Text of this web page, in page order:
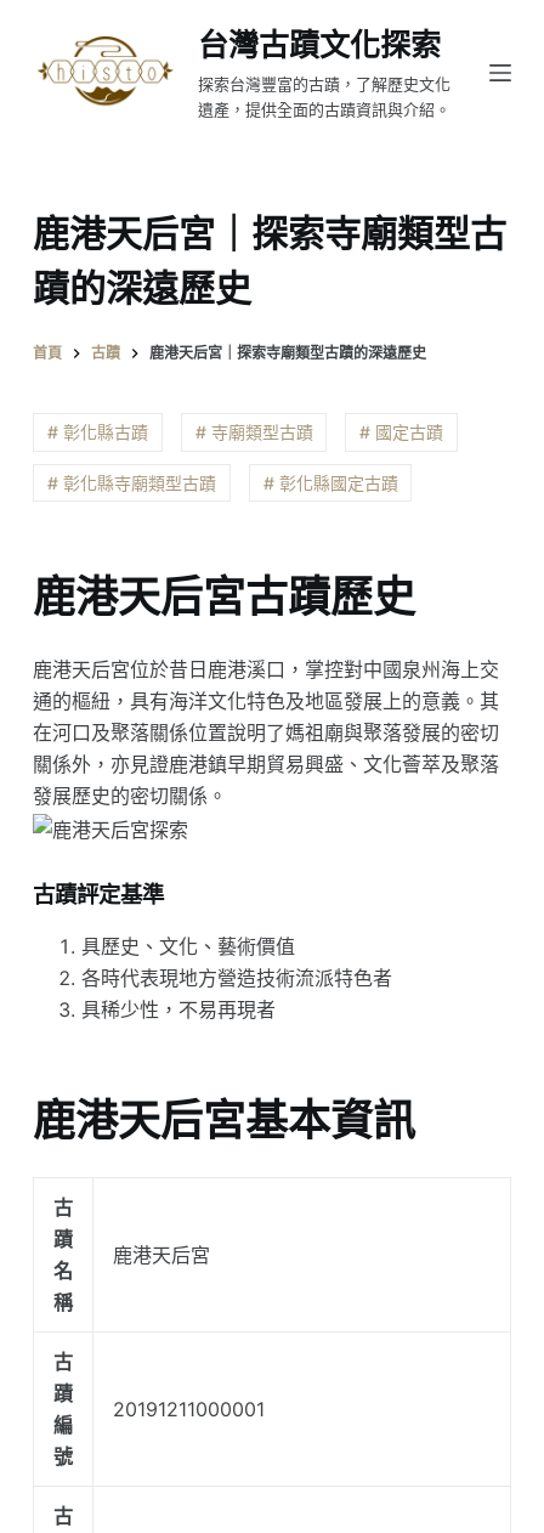
至
台灣古蹟文化探索
探索台灣豐富的古蹟，了解歷史文化
遺產，提供全面的古蹟資訊與介紹。
鹿港天后宮｜探索寺廟類型古
蹟的深遠歷史
首頁 古蹟 鹿港天后宮｜探索寺廟類型古蹟的深遠歷史
# 彰化縣古蹟 # 寺廟類型古蹟 # 國定古蹟
# 彰化縣寺廟類型古蹟 # 彰化縣國定古蹟
鹿港天后宮古蹟歷史
鹿港天后宮位於昔日鹿港溪口，掌控對中國泉州海上交
通的樞紐，具有海洋文化特色及地區發展上的意義。其
在河口及聚落關係位置說明了媽祖廟與聚落發展的密切
關係外，亦見證鹿港鎮早期貿易興盛、文化薈萃及聚落
發展歷史的密切關係。
古蹟評定基準
具歷史、文化、藝術價值
各時代表現地方營造技術流派特色者
具稀少性，不易再現者
鹿港天后宮基本資訊
古
蹟
名
稱
鹿港天后宮
古
蹟
編
號
20191211000001
古